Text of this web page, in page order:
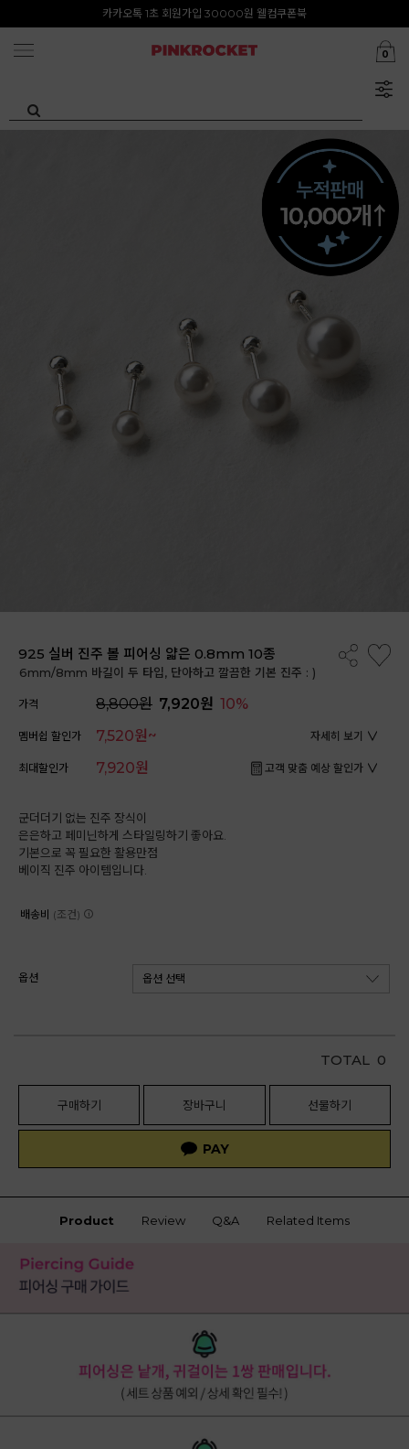
첫구매 특가존 50%
0
925 실버 진주 볼 피어싱 얇은 0.8mm 10종
6mm/8mm 바길이 두 타입, 단아하고 깔끔한 기본 진주 : )
가격 8,800원 7,920원 10%
멤버쉽 할인가 7,520원~ 자세히 보기
최대할인가 7,920원 고객 맞춤 예상 할인가
군더더기 없는 진주 장식이
은은하고 페미닌하게 스타일링하기 좋아요.
기본으로 꼭 필요한 활용만점
베이직 진주 아이템입니다.
배송비 (조건)
옵션
TOTAL 0
구매하기 장바구니 선물하기
Product Review Q&A Related Items